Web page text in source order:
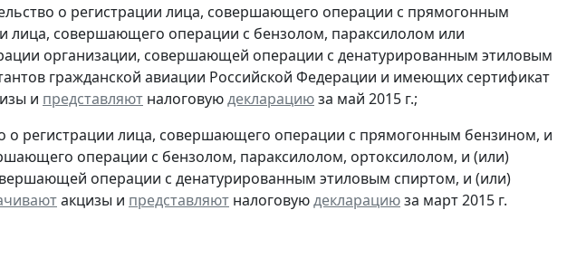
о регистрации лица, совершающего операции с прямогонным
лица, совершающего операции с бензолом, параксилолом или
организации, совершающей операции с денатурированным этиловым
гражданской авиации Российской Федерации и имеющих сертификат
и представляют налоговуюдекларациюза май 2015 г.;
о регистрации лица, совершающего операции с прямогонным бензином, и
операции с бензолом, параксилолом, ортоксилолом, и (или)
операции с денатурированным этиловым спиртом, и (или)
акцизы и представляют налоговуюдекларациюза март 2015 г.